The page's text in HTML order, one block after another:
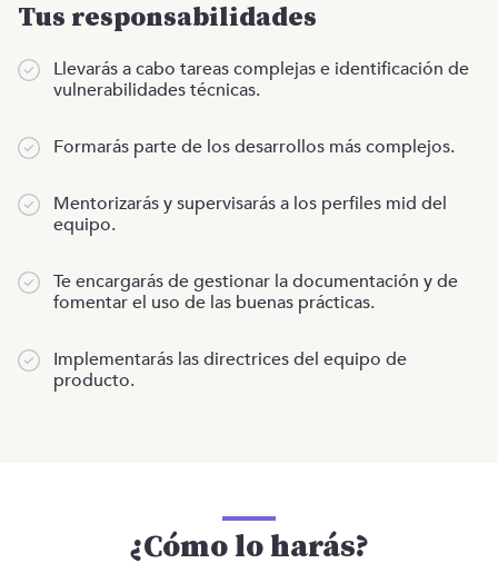
Tus responsabilidades
Llevarás a cabo tareas complejas e identificación de
vulnerabilidades técnicas.
Formarás parte de los desarrollos más complejos.
Mentorizarás y supervisarás a los perfiles mid del
equipo.
Te encargarás de gestionar la documentación y de
fomentar el uso de las buenas prácticas.
Implementarás las directrices del equipo de
producto.
¿Cómo lo harás?